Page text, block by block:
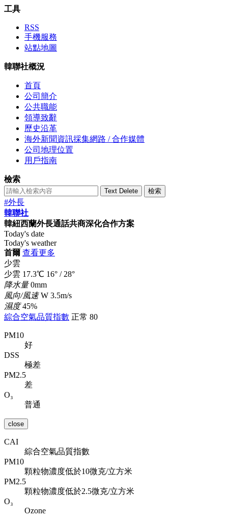
工具
RSS
手機服務
站點地圖
韓聯社概況
首頁
公司簡介
公共職能
領導致辭
歷史沿革
海外新聞資訊採集網路 / 合作媒體
公司地理位置
用戶指南
檢索
Text Delete 檢索
#外長
韓聯社
韓紐西蘭外長通話共商深化合作方案
Today's date
Today's weather
首爾 查看更多
少雲
少雲 17.3℃ 16° / 28°
降水量0mm
風向/風速W 3.5m/s
濕度45%
綜合空氣品質指數 正常 80
PM10
好
DSS
極差
PM2.5
差
O₃
普通
close
CAI
綜合空氣品質指數
PM10
顆粒物濃度低於10微克/立方米
PM2.5
顆粒物濃度低於2.5微克/立方米
O₃
Ozone